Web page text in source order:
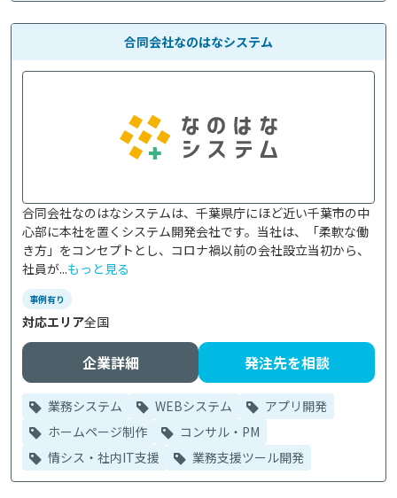
合同会社なのはなシステム
合同会社なのはなシステムは、千葉県庁にほど近い千葉市の中
心部に本社を置くシステム開発会社です。当社は、「柔軟な働
き方」をコンセプトとし、コロナ禍以前の会社設立当初から、
社員が...もっと見る
事例有り
対応エリア全国
企業詳細 発注先を相談
業務システム WEBシステム
アプリ開発
ホームページ制作
コンサル・PM
情シス・社内IT支援
業務支援ツール開発